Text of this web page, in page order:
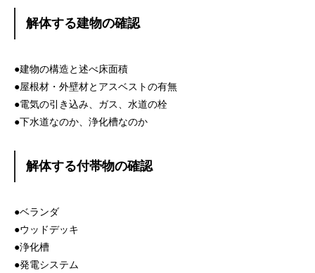
解体する建物の確認
●建物の構造と述べ床面積
●屋根材・外壁材とアスベストの有無
●電気の引き込み、ガス、水道の栓
●下水道なのか、浄化槽なのか
解体する付帯物の確認
●ベランダ
●ウッドデッキ
●浄化槽
●発電システム